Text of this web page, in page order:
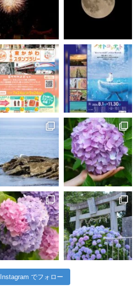
Instagram でフォロー